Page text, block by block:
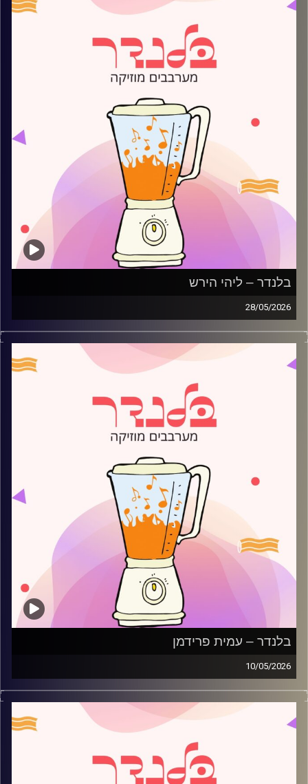
בלנדר – ליהי הירש
28/05/2026
מוזיקה רגועה לפתוח איתה את הבוקר בהגשת ליהי הירש
קרדיט תמונות:
AudioVersity
בלנדר – עמית פרידמן
10/05/2026
מוזיקה רגועה לפתוח איתה את הבוקר בהגשת עמית פרידמן
קרדיט תמונות:
AudioVersity